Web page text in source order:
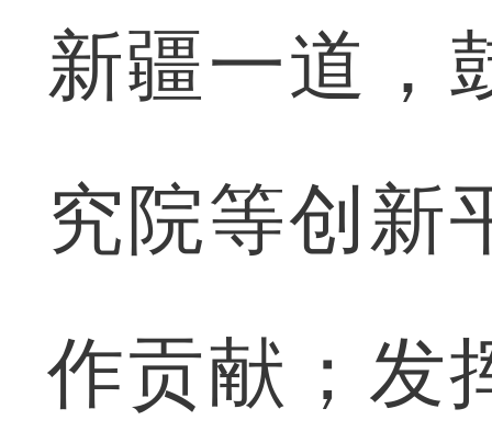
新疆一道，
究院等创新
作贡献；发